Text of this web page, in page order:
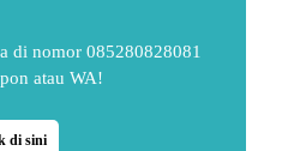
di nomor 085280828081
atau WA!
di sini